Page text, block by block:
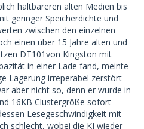
haltbareren alten Medien bis
geringer Speicherdichte und
zwischen den einzelnen
einen über 15 Jahre alten und
DT101von Kingston mit
in einer Lade fand, meinte
Lagerung irreperabel zerstört
aber nicht so, denn er wurde in
16KB Clustergröße sofort
Lesegeschwindigkeit mit
schlecht, wobei die KI wieder